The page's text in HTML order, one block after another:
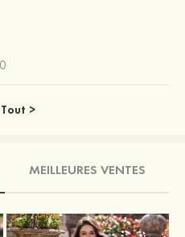
>
MEILLEURES VENTES